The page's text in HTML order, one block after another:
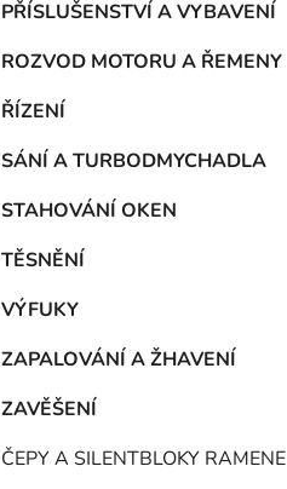
PŘÍSLUŠENSTVÍ A VYBAVENÍ
ROZVOD MOTORU A ŘEMENY
ŘÍZENÍ
SÁNÍ A TURBODMYCHADLA
STAHOVÁNÍ OKEN
TĚSNĚNÍ
VÝFUKY
ZAPALOVÁNÍ A ŽHAVENÍ
ZAVĚŠENÍ
ČEPY A SILENTBLOKY RAMENE